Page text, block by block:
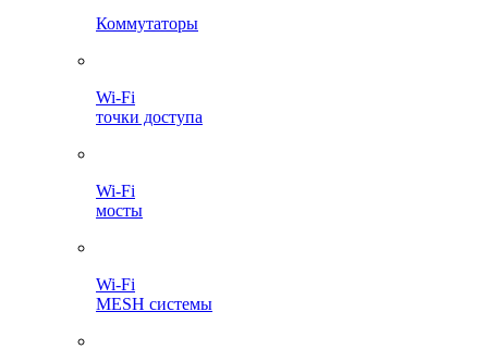
Коммутаторы
Wi-Fi
точки доступа
Wi-Fi
мосты
Wi-Fi
MESH системы